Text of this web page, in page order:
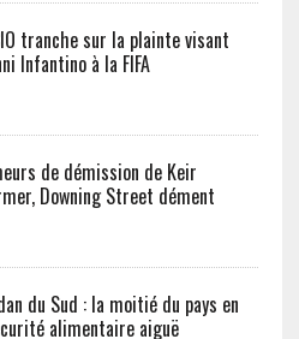
tranche sur la plainte visant
Infantino à la FIFA
de démission de Keir
Downing Street dément
du Sud : la moitié du pays en
alimentaire aiguë